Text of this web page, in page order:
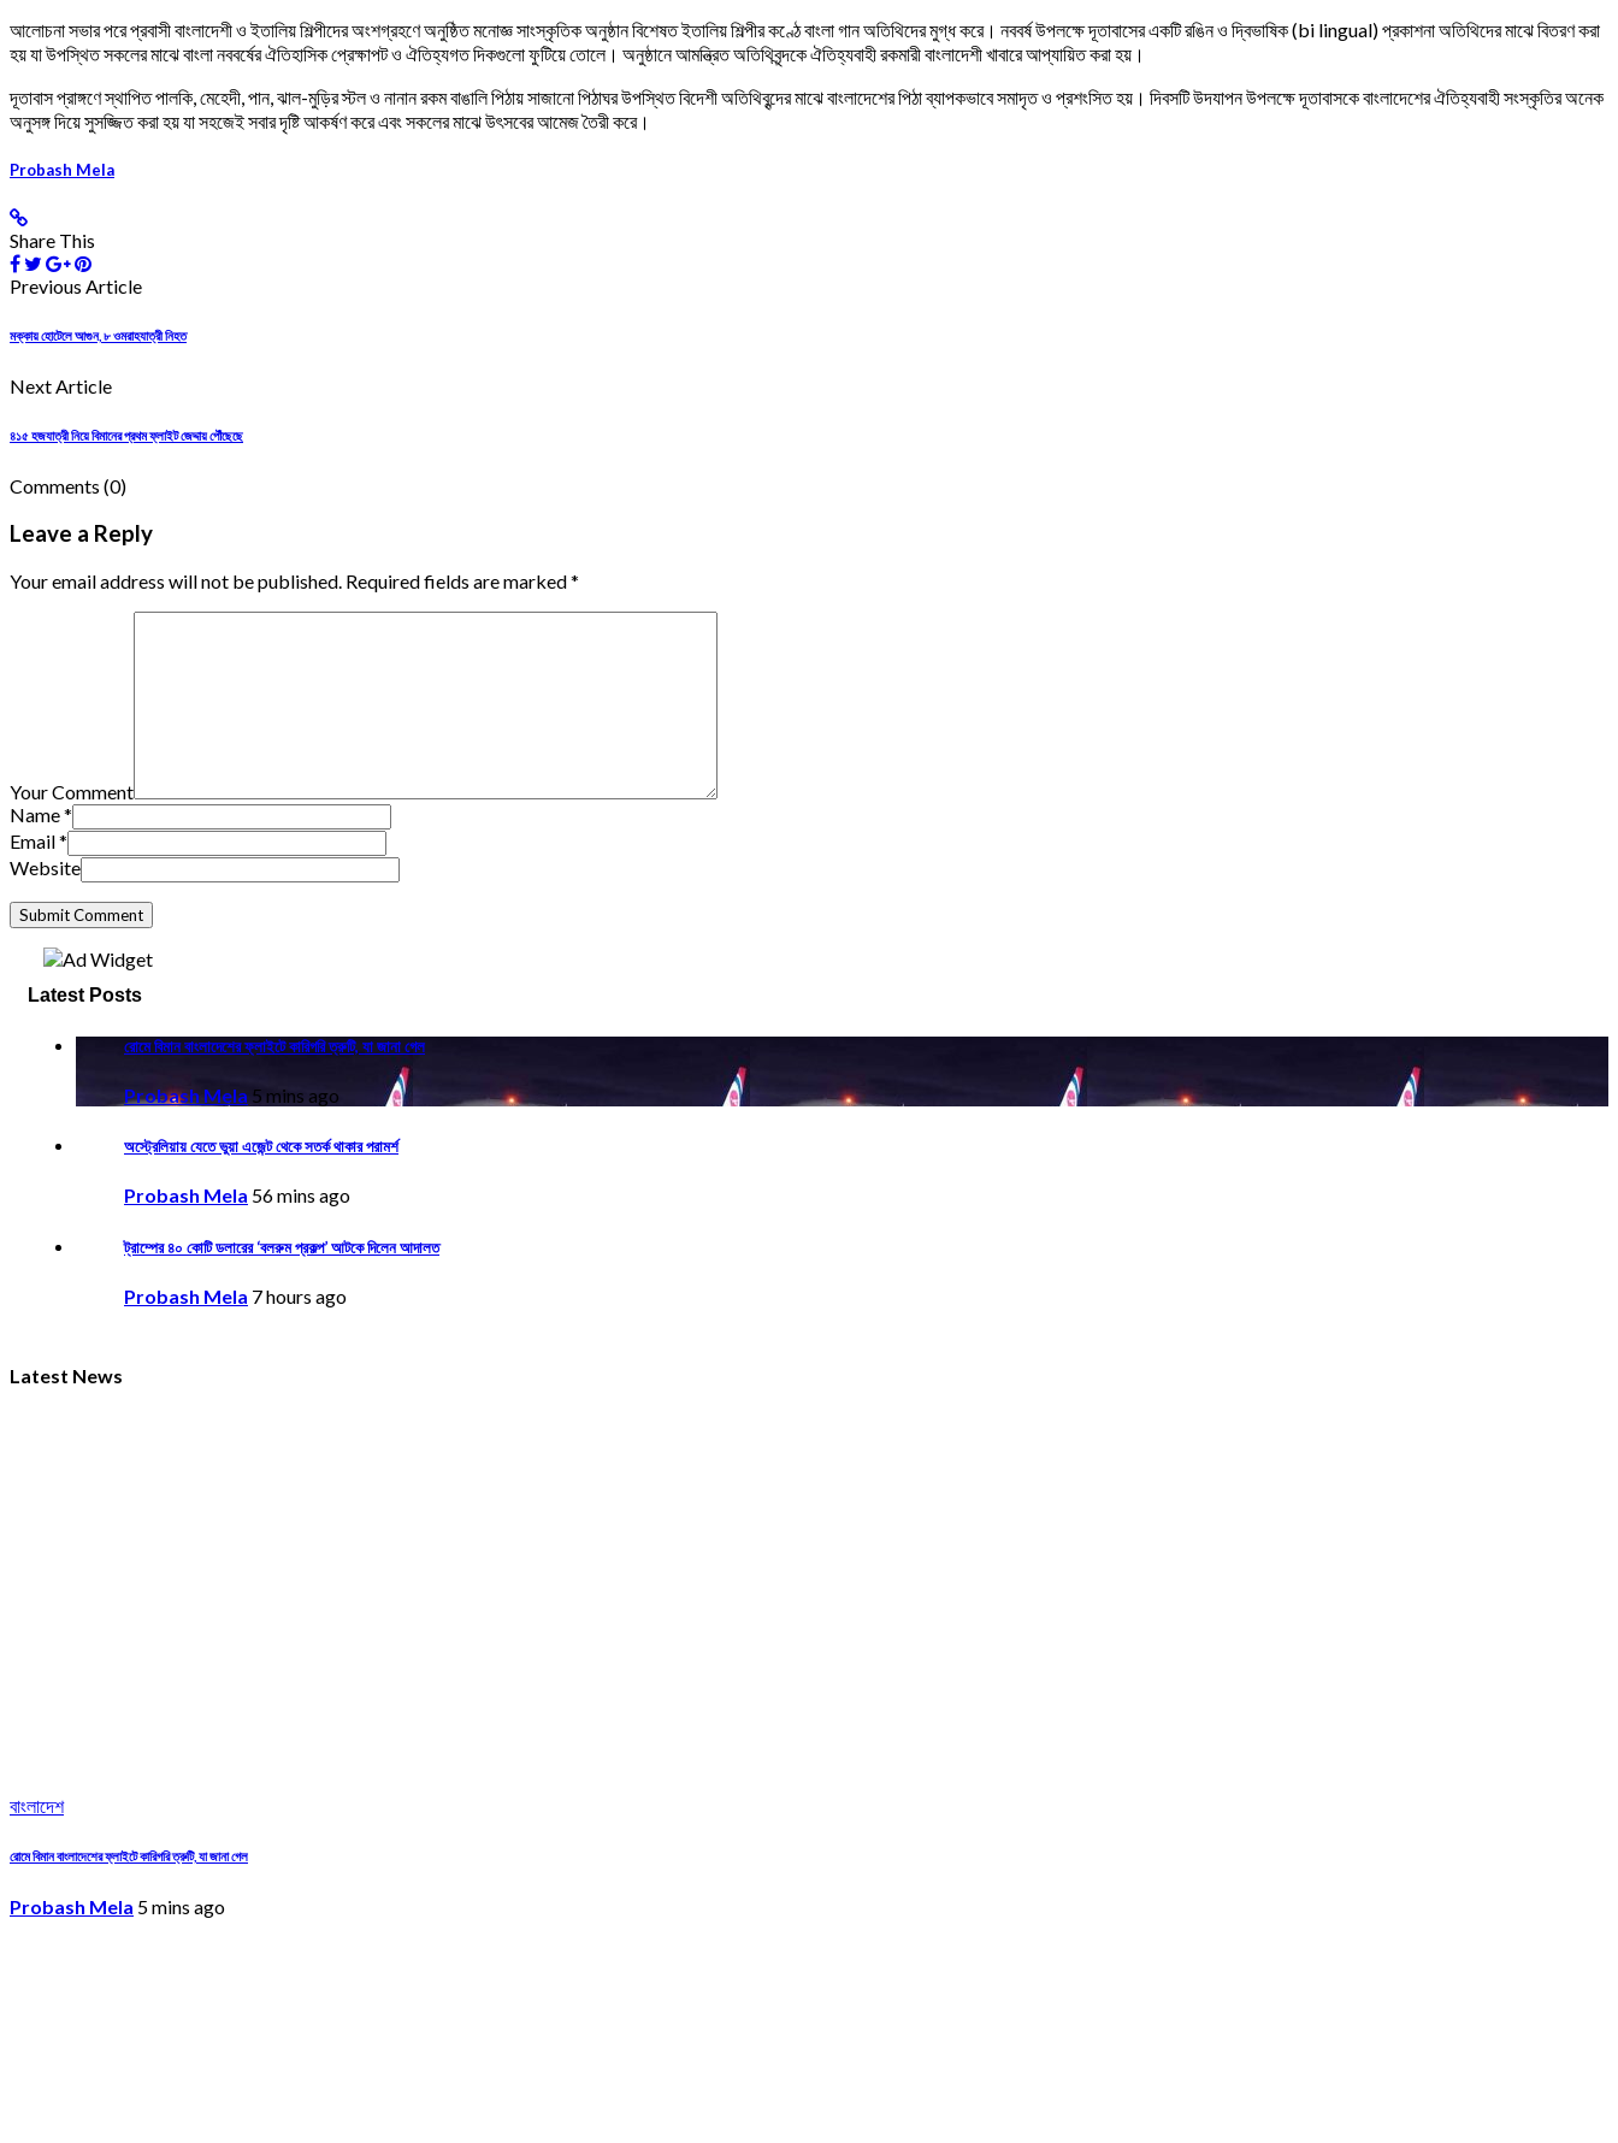
আলোচনা সভার পরে প্রবাসী বাংলাদেশী ও ইতালিয় শিল্পীদের অংশগ্রহণে অনুষ্ঠিত মনোজ্ঞ সাংস্কৃতিক অনুষ্ঠান বিশেষত ইতালিয় শিল্পীর কণ্ঠে বাংলা গান অতিথিদের মুগ্ধ করে। নববর্ষ উপলক্ষে দূতাবাসের একটি রঙিন ও দ্বিভাষিক (bi lingual) প্রকাশনা অতিথিদের মাঝে বিতরণ করা
হয় যা উপস্থিত সকলের মাঝে বাংলা নববর্ষের ঐতিহাসিক প্রেক্ষাপট ও ঐতিহ্যগত দিকগুলো ফুটিয়ে তোলে। অনুষ্ঠানে আমন্ত্রিত অতিথিবৃন্দকে ঐতিহ্যবাহী রকমারী বাংলাদেশী খাবারে আপ্যায়িত করা হয়।
দূতাবাস প্রাঙ্গণে স্থাপিত পালকি, মেহেদী, পান, ঝাল-মুড়ির স্টল ও নানান রকম বাঙালি পিঠায় সাজানো পিঠাঘর উপস্থিত বিদেশী অতিথিবৃন্দের মাঝে বাংলাদেশের পিঠা ব্যাপকভাবে সমাদৃত ও প্রশংসিত হয়। দিবসটি উদযাপন উপলক্ষে দূতাবাসকে বাংলাদেশের ঐতিহ্যবাহী সংস্কৃতির অনেক
অনুসঙ্গ দিয়ে সুসজ্জিত করা হয় যা সহজেই সবার দৃষ্টি আকর্ষণ করে এবং সকলের মাঝে উৎসবের আমেজ তৈরী করে।
Probash Mela
Share This
Previous Article
মক্কায় হোটেলে আগুন, ৮ ওমরাহযাত্রী নিহত
Next Article
৪১৫ হজযাত্রী নিয়ে বিমানের প্রথম ফ্লাইট জেদ্দায় পৌঁছেছে
Comments (0)
Leave a Reply
Your email address will not be published. Required fields are marked *
Your Comment
Name*
Email*
Website
Latest Posts
রোমে বিমান বাংলাদেশের ফ্লাইটে কারিগরি ত্রুটি, যা জানা গেল
Probash Mela 5 mins ago
অস্ট্রেলিয়ায় যেতে ভুয়া এজেন্ট থেকে সতর্ক থাকার পরামর্শ
Probash Mela 56 mins ago
ট্রাম্পের ৪০ কোটি ডলারের ‘বলরুম প্রকল্প’ আটকে দিলেন আদালত
Probash Mela 7 hours ago
Latest News
বাংলাদেশ
রোমে বিমান বাংলাদেশের ফ্লাইটে কারিগরি ত্রুটি, যা জানা গেল
Probash Mela 5 mins ago